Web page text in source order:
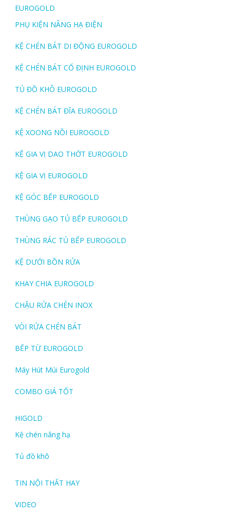
EUROGOLD
PHỤ KIỆN NÂNG HẠ ĐIỆN
KỆ CHÉN BÁT DI ĐỘNG EUROGOLD
KỆ CHÉN BÁT CỐ ĐỊNH EUROGOLD
TỦ ĐỒ KHÔ EUROGOLD
KỆ CHÉN BÁT ĐĨA EUROGOLD
KỆ XOONG NỒI EUROGOLD
KỆ GIA VỊ DAO THỚT EUROGOLD
KỆ GIA VỊ EUROGOLD
KỆ GÓC BẾP EUROGOLD
THÙNG GẠO TỦ BẾP EUROGOLD
THÙNG RÁC TỦ BẾP EUROGOLD
KỆ DƯỚI BỒN RỬA
KHAY CHIA EUROGOLD
CHẬU RỬA CHÉN INOX
VÒI RỬA CHÉN BÁT
BẾP TỪ EUROGOLD
Máy Hút Múi Eurogold
COMBO GIÁ TỐT
HIGOLD
Kệ chén nâng hạ
Tủ đồ khô
TIN NỘI THẤT HAY
VIDEO